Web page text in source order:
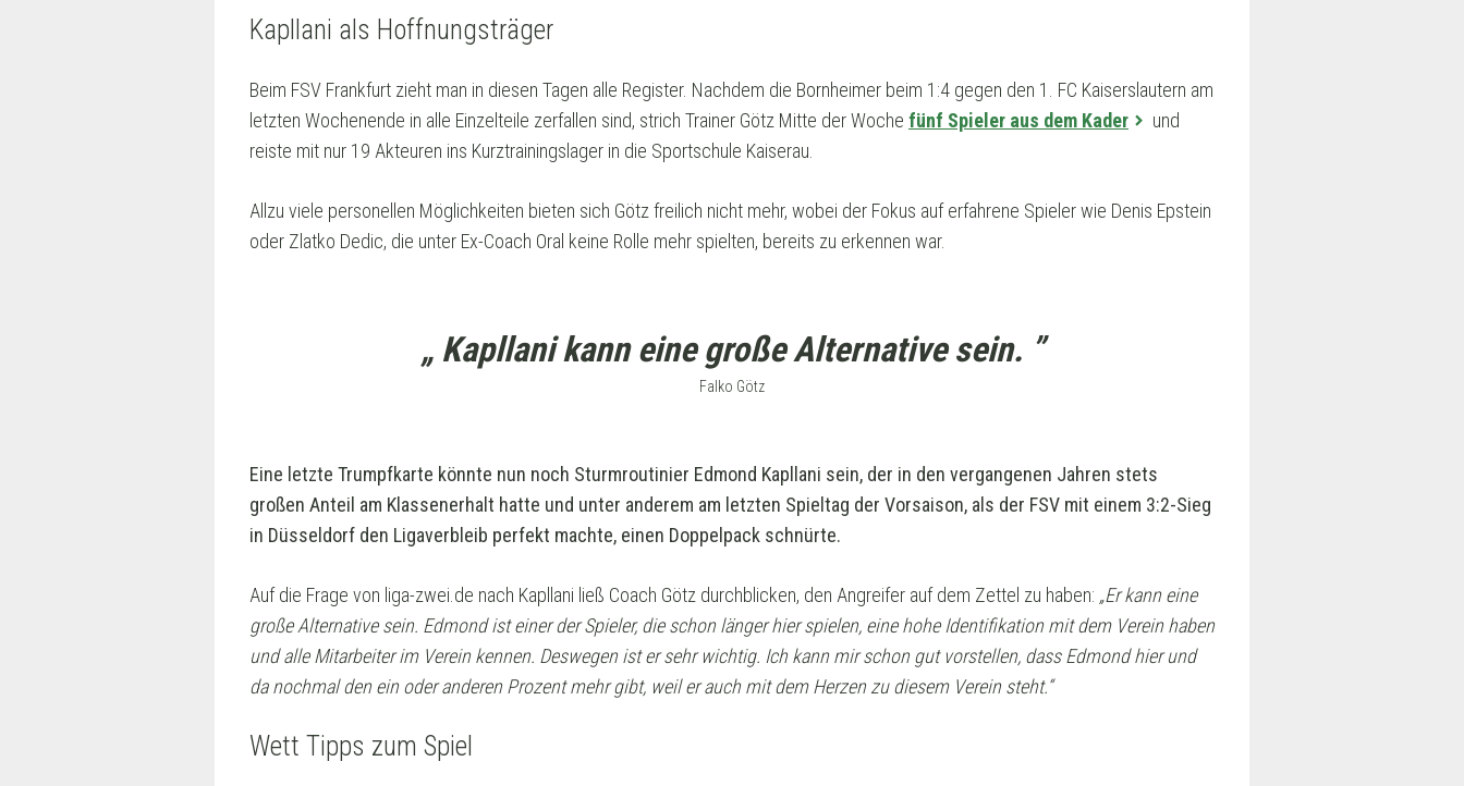
Kapllani als Hoffnungsträger
Beim FSV Frankfurt zieht man in diesen Tagen alle Register. Nachdem die Bornheimer beim 1:4 gegen den 1. FC Kaiserslautern am
letzten Wochenende in alle Einzelteile zerfallen sind, strich Trainer Götz Mitte der Woche fünf Spieler aus dem Kader
und
reiste mit nur 19 Akteuren ins Kurztrainingslager in die Sportschule Kaiserau.
Allzu viele personellen Möglichkeiten bieten sich Götz freilich nicht mehr, wobei der Fokus auf erfahrene Spieler wie Denis Epstein
oder Zlatko Dedic, die unter Ex-Coach Oral keine Rolle mehr spielten, bereits zu erkennen war.
„ Kapllani kann eine große Alternative sein. ”
Falko Götz
Eine letzte Trumpfkarte könnte nun noch Sturmroutinier Edmond Kapllani sein, der in den vergangenen Jahren stets
großen Anteil am Klassenerhalt hatte und unter anderem am letzten Spieltag der Vorsaison, als der FSV mit einem 3:2-Sieg
in Düsseldorf den Ligaverbleib perfekt machte, einen Doppelpack schnürte.
Auf die Frage von liga-zwei.de nach Kapllani ließ Coach Götz durchblicken, den Angreifer auf dem Zettel zu haben: „Er kann eine
große Alternative sein. Edmond ist einer der Spieler, die schon länger hier spielen, eine hohe Identifikation mit dem Verein haben
und alle Mitarbeiter im Verein kennen. Deswegen ist er sehr wichtig. Ich kann mir schon gut vorstellen, dass Edmond hier und
da nochmal den ein oder anderen Prozent mehr gibt, weil er auch mit dem Herzen zu diesem Verein steht.“
Wett Tipps zum Spiel